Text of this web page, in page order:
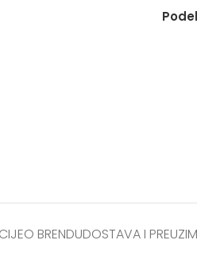
O BRENDUDOSTAVA I